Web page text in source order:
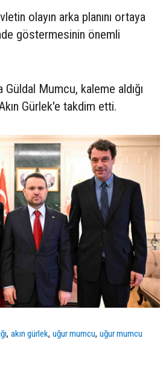
olayın arka planını ortaya
göstermesinin önemli
Mumcu, kaleme aldığı
Gürlek'e takdim etti.
,akın gürlek,uğur mumcu,uğur mumcu